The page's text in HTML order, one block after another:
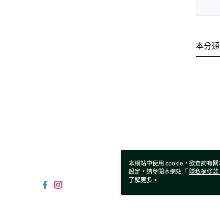
本分
本網站中使用 cookie，欲查詢有
設定，請參閱本網站「 隱私權條款
使用 cookie。
了解更多 >